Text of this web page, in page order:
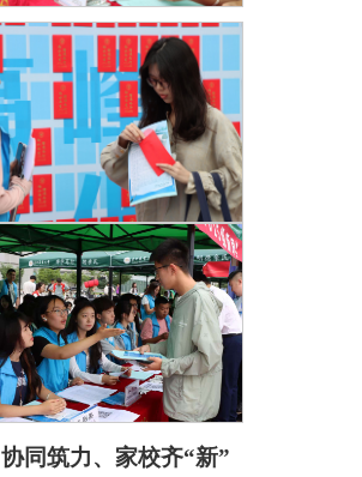
协同筑力、家校齐“新”